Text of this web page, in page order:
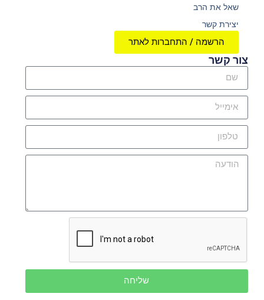
שאל את הרב
יצירת קשר
הרשמה / התחברות לאתר
צור קשר
שליחה